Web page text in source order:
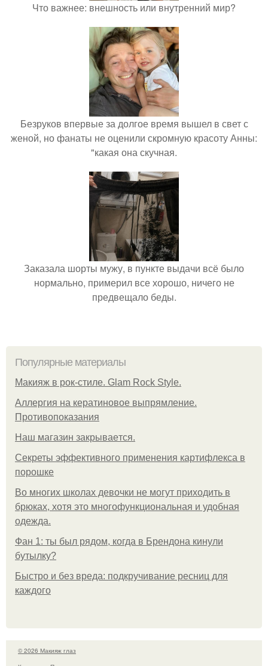
Что важнее: внешность или внутренний мир?
Безруков впервые за долгое время вышел в свет с
женой, но фанаты не оценили скромную красоту Анны:
"какая она скучная.
Заказала шорты мужу, в пункте выдачи всё было
нормально, примерил все хорошо, ничего не
предвещало беды.
Популярные материалы
Макияж в рок-стиле. Glam Rock Style.
Аллергия на кератиновое выпрямление.
Противопоказания
Нaш магaзин зaкрывaeтся.
Секреты эффективного применения картифлекса в
порошке
Во многих школах девочки не могут приходить в
брюках, хотя это многофункциональная и удобная
одежда.
Фан 1: ты был рядом, когда в Брендона кинули
бутылку?
Быстро и без вреда: подкручивание ресниц для
каждого
© 2026 Макияж глаз